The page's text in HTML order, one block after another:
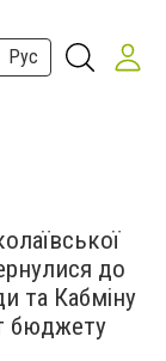
Рус
до
та Кабміну
бюджету